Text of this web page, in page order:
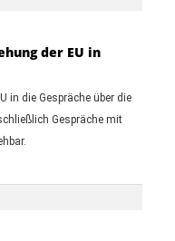
der EU in
in die Gespräche über die
Gespräche mit